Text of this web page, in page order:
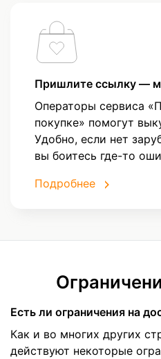
Пришлите ссылку —
Операторы сервиса
покупке» помогут
Удобно, если нет
вы боитесь где-то
Подробнее
Есть ли ограничения на
Как и во многих других
действуют некоторые